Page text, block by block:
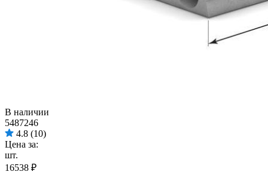
В наличии
5487246
4.8 (10)
Цена за:
шт.
16538 ₽